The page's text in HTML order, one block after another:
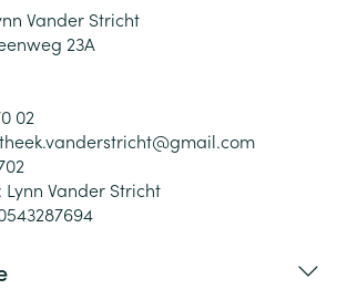
Vander Stricht
23A
02
gmail.com
Lynn Vander Stricht